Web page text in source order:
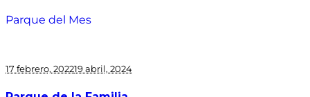
Parque del Mes
17 febrero, 202219 abril, 2024